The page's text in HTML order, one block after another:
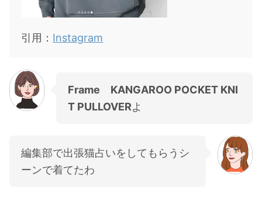
引用： Instagram
Frame KANGAROO POCKET KNI
T PULLOVERよ
編集部で出張猫占いをしてもらうシ
ーンで着てたわ